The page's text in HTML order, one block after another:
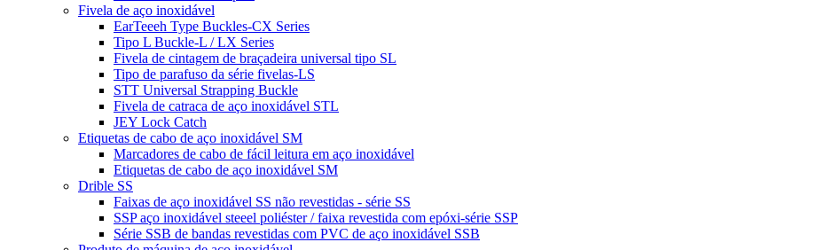
Fivela de aço inoxidável
EarTeeeh Type Buckles-CX Series
Tipo L Buckle-L / LX Series
Fivela de cintagem de braçadeira universal tipo SL
Tipo de parafuso da série fivelas-LS
STT Universal Strapping Buckle
Fivela de catraca de aço inoxidável STL
JEY Lock Catch
Etiquetas de cabo de aço inoxidável SM
Marcadores de cabo de fácil leitura em aço inoxidável
Etiquetas de cabo de aço inoxidável SM
Drible SS
Faixas de aço inoxidável SS não revestidas - série SS
SSP aço inoxidável steeel poliéster / faixa revestida com epóxi-série SSP
Série SSB de bandas revestidas com PVC de aço inoxidável SSB